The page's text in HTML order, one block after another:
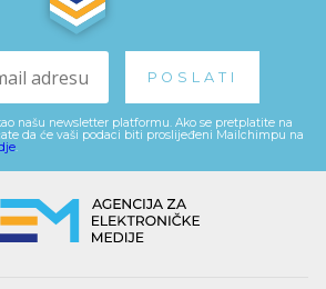
našu newsletter platformu. Ako se pretplatite na
da će vaši podaci biti proslijeđeni Mailchimpu na
.